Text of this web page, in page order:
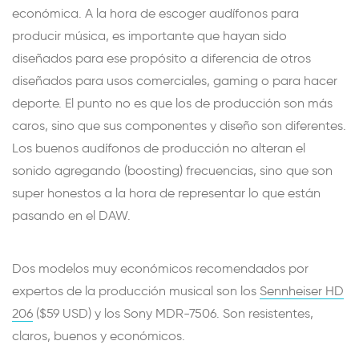
económica. A la hora de escoger audífonos para
producir música, es importante que hayan sido
diseñados para ese propósito a diferencia de otros
diseñados para usos comerciales, gaming o para hacer
deporte. El punto no es que los de producción son más
caros, sino que sus componentes y diseño son diferentes.
Los buenos audífonos de producción no alteran el
sonido agregando (boosting) frecuencias, sino que son
super honestos a la hora de representar lo que están
pasando en el DAW.
Dos modelos muy económicos recomendados por
expertos de la producción musical son los Sennheiser HD
206 ($59 USD) y los Sony MDR-7506. Son resistentes,
claros, buenos y económicos.